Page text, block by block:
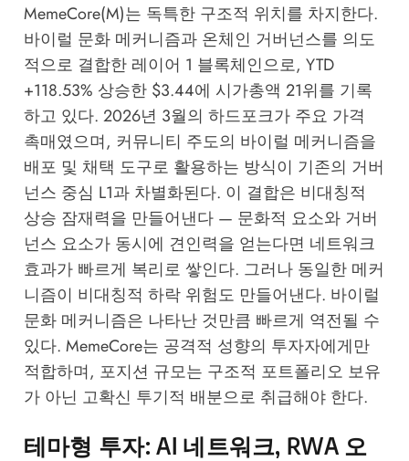
MemeCore(M)는 독특한 구조적 위치를 차지한다.
바이럴 문화 메커니즘과 온체인 거버넌스를 의도
적으로 결합한 레이어 1 블록체인으로, YTD
+118.53% 상승한 $3.44에 시가총액 21위를 기록
하고 있다. 2026년 3월의 하드포크가 주요 가격
촉매였으며, 커뮤니티 주도의 바이럴 메커니즘을
배포 및 채택 도구로 활용하는 방식이 기존의 거버
넌스 중심 L1과 차별화된다. 이 결합은 비대칭적
상승 잠재력을 만들어낸다 — 문화적 요소와 거버
넌스 요소가 동시에 견인력을 얻는다면 네트워크
효과가 빠르게 복리로 쌓인다. 그러나 동일한 메커
니즘이 비대칭적 하락 위험도 만들어낸다. 바이럴
문화 메커니즘은 나타난 것만큼 빠르게 역전될 수
있다. MemeCore는 공격적 성향의 투자자에게만
적합하며, 포지션 규모는 구조적 포트폴리오 보유
가 아닌 고확신 투기적 배분으로 취급해야 한다.
테마형 투자: AI 네트워크, RWA 오